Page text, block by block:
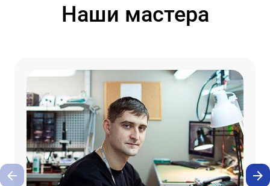
Наши мастера